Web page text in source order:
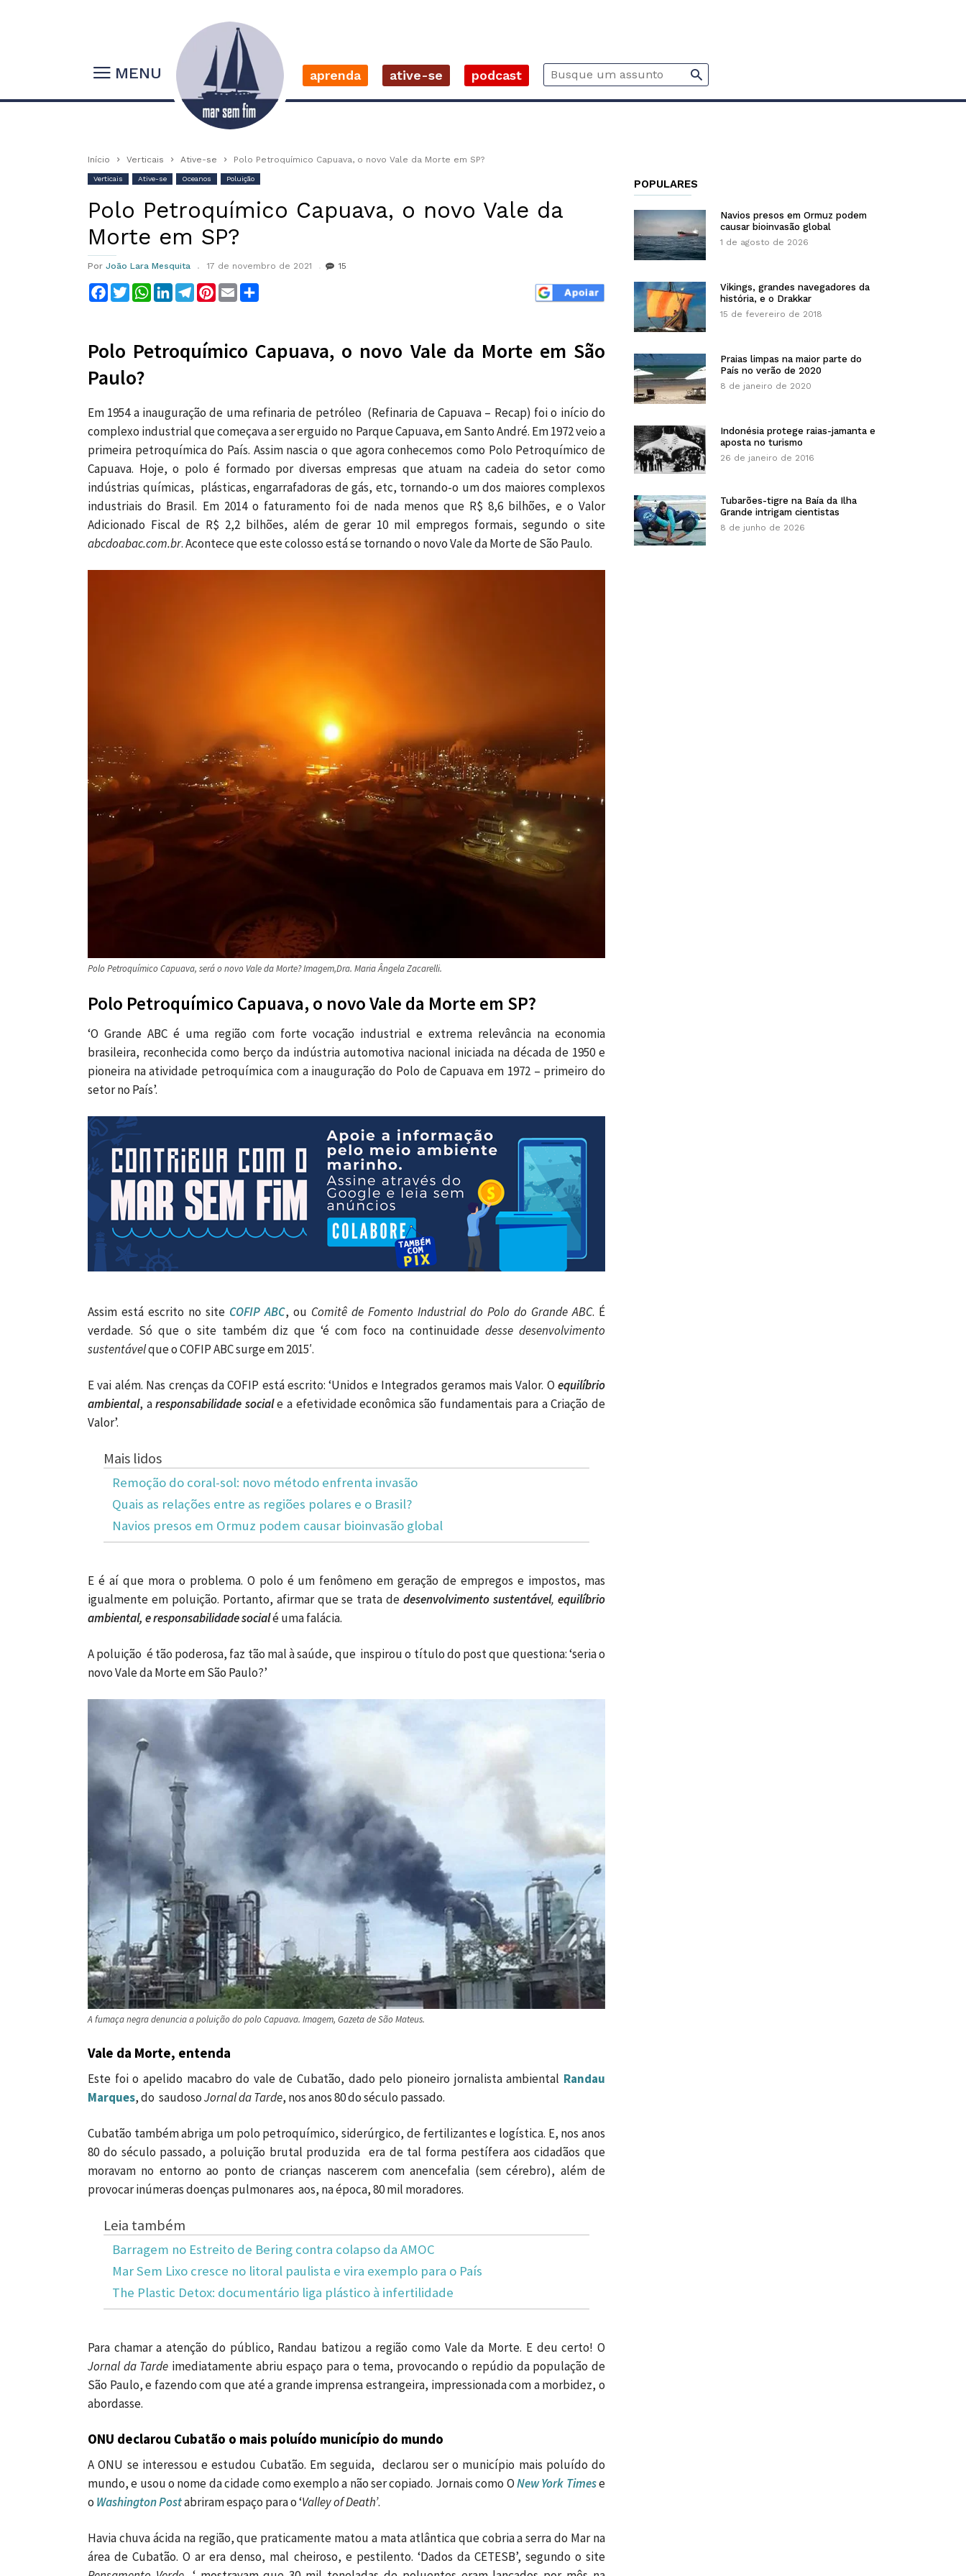
MENU aprenda ative-se podcast
Início Verticais Ative-se Polo Petroquímico Capuava, o novo Vale da Morte em SP?
Verticais Ative-se Oceanos Poluição
Polo Petroquímico Capuava, o novo Vale da
Morte em SP?
Por João Lara Mesquita 17 de novembro de 2021 15
Facebook
TwitterWhatsApp
LinkedInTelegram
Pinterest
Email
Polo Petroquímico Capuava, o novo Vale da Morte em São
Paulo?
Em 1954 a inauguração de uma refinaria de petróleo (Refinaria de Capuava – Recap) foi o início do
complexo industrial que começava a ser erguido no Parque Capuava, em Santo André. Em 1972 veio a
primeira petroquímica do País. Assim nascia o que agora conhecemos como Polo Petroquímico de
Capuava. Hoje, o polo é formado por diversas empresas que atuam na cadeia do setor como
indústrias químicas, plásticas, engarrafadoras de gás, etc, tornando-o um dos maiores complexos
industriais do Brasil. Em 2014 o faturamento foi de nada menos que R$ 8,6 bilhões, e o Valor
Adicionado Fiscal de R$ 2,2 bilhões, além de gerar 10 mil empregos formais, segundo o site
abcdoabac.com.br. Acontece que este colosso está se tornando o novo Vale da Morte de São Paulo.
Polo Petroquímico Capuava, será o novo Vale da Morte? Imagem,Dra. Maria Ângela Zacarelli.
Polo Petroquímico Capuava, o novo Vale da Morte em SP?
‘O Grande ABC é uma região com forte vocação industrial e extrema relevância na economia
brasileira, reconhecida como berço da indústria automotiva nacional iniciada na década de 1950 e
pioneira na atividade petroquímica com a inauguração do Polo de Capuava em 1972 – primeiro do
setor no País’.
Assim está escrito no site COFIP ABC, ou Comitê de Fomento Industrial do Polo do Grande ABC. É
verdade. Só que o site também diz que ‘é com foco na continuidade desse desenvolvimento
sustentávelque o COFIP ABC surge em 2015′.
E vai além. Nas crenças da COFIP está escrito: ‘Unidos e Integrados geramos mais Valor. O equilíbrio
ambiental, aresponsabilidade sociale a efetividade econômica são fundamentais para a Criação de
Valor’.
Mais lidos
Remoção do coral-sol: novo método enfrenta invasão
Quais as relações entre as regiões polares e o Brasil?
Navios presos em Ormuz podem causar bioinvasão global
E é aí que mora o problema. O polo é um fenômeno em geração de empregos e impostos, mas
igualmente em poluição. Portanto, afirmar que se trata dedesenvolvimento sustentável,equilíbrio
ambiental, e responsabilidade socialé uma falácia.
A poluição é tão poderosa, faz tão mal à saúde, que inspirou o título do post que questiona: ‘seria o
novo Vale da Morte em São Paulo?’
A fumaça negra denuncia a poluição do polo Capuava. Imagem, Gazeta de São Mateus.
Vale da Morte, entenda
Este foi o apelido macabro do vale de Cubatão, dado pelo pioneiro jornalista ambiental Randau
Marques, do saudosoJornal da Tarde, nos anos 80 do século passado.
Cubatão também abriga um polo petroquímico, siderúrgico, de fertilizantes e logística. E, nos anos
80 do século passado, a poluição brutal produzida era de tal forma pestífera aos cidadãos que
moravam no entorno ao ponto de crianças nascerem com anencefalia (sem cérebro), além de
provocar inúmeras doenças pulmonares aos, na época, 80 mil moradores.
Leia também
Barragem no Estreito de Bering contra colapso da AMOC
Mar Sem Lixo cresce no litoral paulista e vira exemplo para o País
The Plastic Detox: documentário liga plástico à infertilidade
Para chamar a atenção do público, Randau batizou a região como Vale da Morte. E deu certo! O
Jornal da Tarde imediatamente abriu espaço para o tema, provocando o repúdio da população de
São Paulo, e fazendo com que até a grande imprensa estrangeira, impressionada com a morbidez, o
abordasse.
ONU declarou Cubatão o mais poluído município do mundo
A ONU se interessou e estudou Cubatão. Em seguida, declarou ser o município mais poluído do
mundo, e usou o nome da cidade como exemplo a não ser copiado. Jornais como ONew York Timese
o Washington Postabriram espaço para o ‘Valley of Death’.
Havia chuva ácida na região, que praticamente matou a mata atlântica que cobria a serra do Mar na
área de Cubatão. O ar era denso, mal cheiroso, e pestilento. ‘Dados da CETESB’, segundo o site
POPULARES
Navios presos em Ormuz podem
causar bioinvasão global
1 de agosto de 2026
Vikings, grandes navegadores da
história, e o Drakkar
15 de fevereiro de 2018
Praias limpas na maior parte do
País no verão de 2020
8 de janeiro de 2020
Indonésia protege raias-jamanta e
aposta no turismo
26 de janeiro de 2016
Tubarões-tigre na Baía da Ilha
Grande intrigam cientistas
8 de junho de 2026